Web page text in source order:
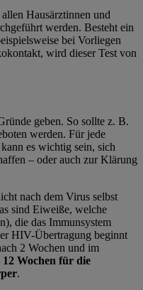
Hausärztinnen und
werden. Besteht ein
bei Vorliegen
wird dieser Test von
geben. So sollte z. B.
werden. Für jede
es wichtig sein, sich
– oder auch zur Klärung
nach dem Virus selbst
sind Eiweiße, welche
die das Immunsystem
HIV-Übertragung beginnt
2 Wochen und im
Wochen für die
.